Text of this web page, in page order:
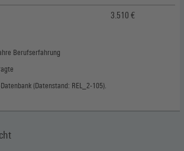
3.510 €
Berufserfahrung
(Datenstand: REL_2-105).